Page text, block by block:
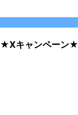
★Xキャンペーン★